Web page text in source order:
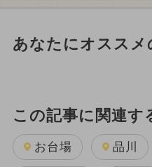
あなたにオススメ
この記事に関連す
お台場 品川